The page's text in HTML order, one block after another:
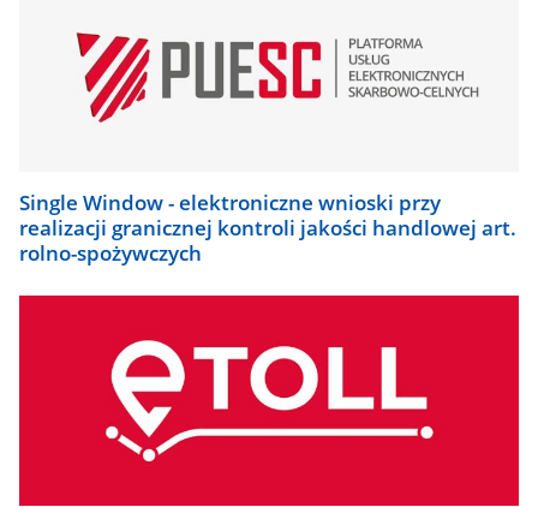
Single Window - elektroniczne wnioski przy
realizacji granicznej kontroli jakości handlowej art.
rolno-spożywczych